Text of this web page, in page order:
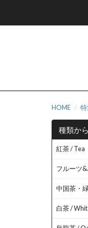
HOME
種類か
紅茶 / Tea
フルーツ
中国茶・
白茶 /